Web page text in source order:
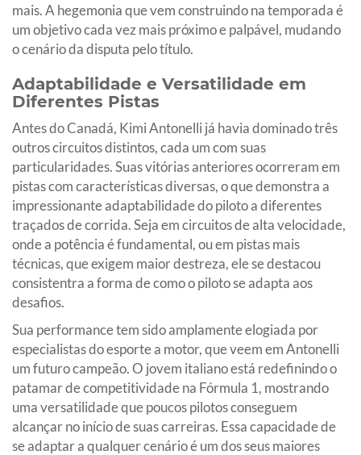
mais. A hegemonia que vem construindo na temporada é
um objetivo cada vez mais próximo e palpável, mudando
o cenário da disputa pelo título.
Adaptabilidade e Versatilidade em
Diferentes Pistas
Antes do Canadá, Kimi Antonelli já havia dominado três
outros circuitos distintos, cada um com suas
particularidades. Suas vitórias anteriores ocorreram em
pistas com características diversas, o que demonstra a
impressionante adaptabilidade do piloto a diferentes
traçados de corrida. Seja em circuitos de alta velocidade,
onde a potência é fundamental, ou em pistas mais
técnicas, que exigem maior destreza, ele se destacou
consistentra a forma de como o piloto se adapta aos
desafios.
Sua performance tem sido amplamente elogiada por
especialistas do esporte a motor, que veem em Antonelli
um futuro campeão. O jovem italiano está redefinindo o
patamar de competitividade na Fórmula 1, mostrando
uma versatilidade que poucos pilotos conseguem
alcançar no início de suas carreiras. Essa capacidade de
se adaptar a qualquer cenário é um dos seus maiores